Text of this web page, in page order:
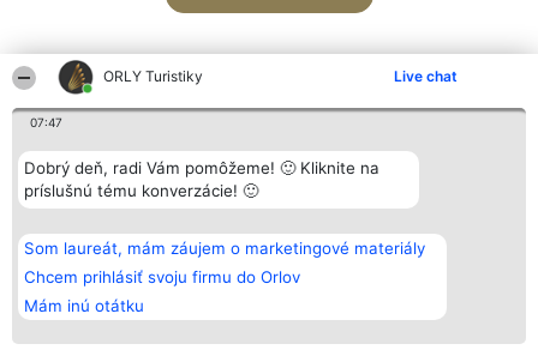
ORLY Turistiky Live chat
07:47
Dobrý deň, radi Vám pomôžeme! 🙂 Kliknite na
príslušnú tému konverzácie! 🙂
Som laureát, mám záujem o marketingové materiály
Chcem prihlásiť svoju firmu do Orlov
Mám inú otátku
Organizátor hodnotenia
Bright Side Solutions sp. z o.
o. sp. k.
Wrocław 50-079
KRS 0000749100 | Regon
381313360 | NIP 8943132676
+48 508 492 400
Hodnotenie
Laureáti
Lista
Laureatów
Podmienky
Obchodné
podmienky
ochrany
Kontakt
Kontakt